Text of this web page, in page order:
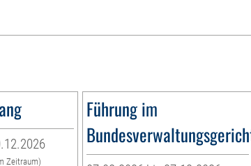
Zeitraum)
Führung im